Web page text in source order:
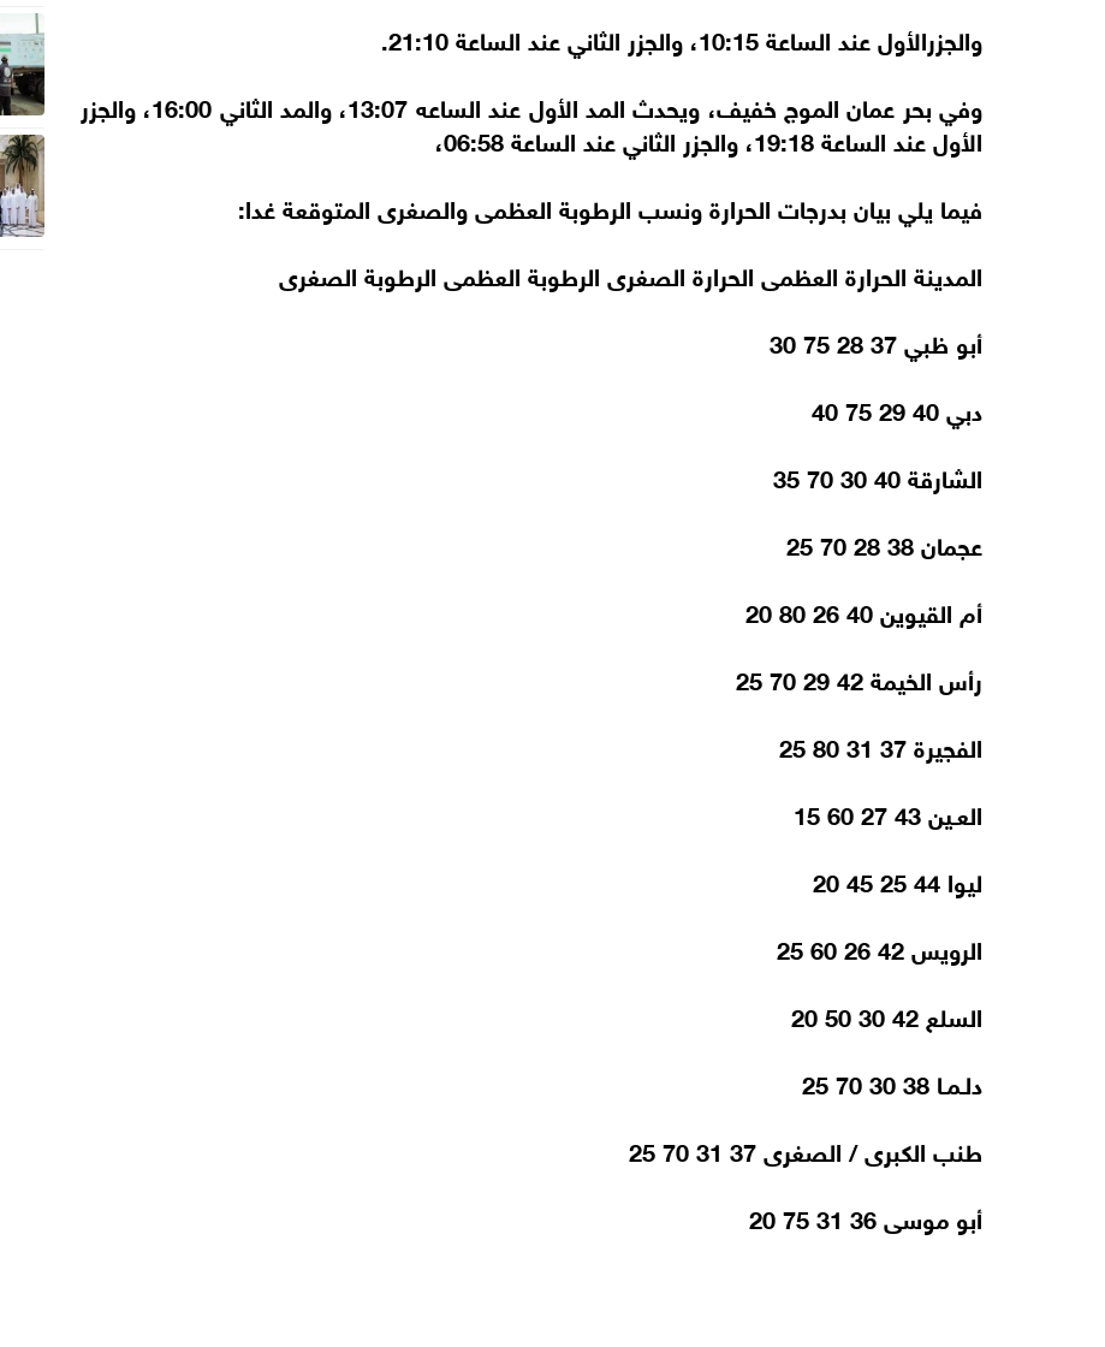
والجزرالأول عند الساعة 10:15، والجزر الثاني عند الساعة 21:10.
وفي بحر عمان الموج خفيف، ويحدث المد الأول عند الساعه 13:07، والمد الثاني 16:00، والجزر
الأول عند الساعة 19:18، والجزر الثاني عند الساعة 06:58،
فيما يلي بيان بدرجات الحرارة ونسب الرطوبة العظمى والصغرى المتوقعة غدا:
المدينة الحرارة العظمى الحرارة الصغرى الرطوبة العظمى الرطوبة الصغرى
أبو ظبي 37 28 75 30
دبي 40 29 75 40
الشارقة 40 30 70 35
عجمان 38 28 70 25
أم القيوين 40 26 80 20
رأس الخيمة 42 29 70 25
الفجيرة 37 31 80 25
العـين 43 27 60 15
ليوا 44 25 45 20
الرويس 42 26 60 25
السلع 42 30 50 20
دلـمـا 38 30 70 25
طنب الكبرى / الصغرى 37 31 70 25
أبو موسى 36 31 75 20